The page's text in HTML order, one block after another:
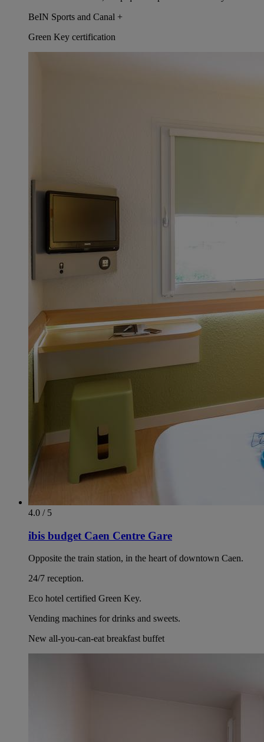
BeIN Sports and Canal +
Green Key certification
4.0 / 5
ibis budget Caen Centre Gare
Opposite the train station, in the heart of downtown Caen.
24/7 reception.
Eco hotel certified Green Key.
Vending machines for drinks and sweets.
New all-you-can-eat breakfast buffet